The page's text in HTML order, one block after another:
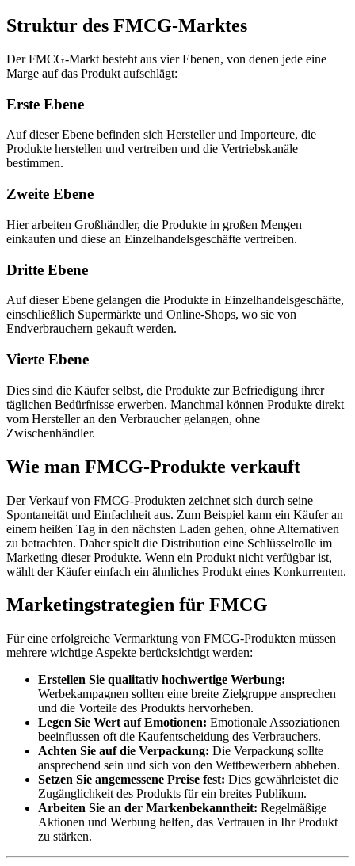
Struktur des FMCG-Marktes
Der FMCG-Markt besteht aus vier Ebenen, von denen jede eine
Marge auf das Produkt aufschlägt:
Erste Ebene
Auf dieser Ebene befinden sich Hersteller und Importeure, die
Produkte herstellen und vertreiben und die Vertriebskanäle
bestimmen.
Zweite Ebene
Hier arbeiten Großhändler, die Produkte in großen Mengen
einkaufen und diese an Einzelhandelsgeschäfte vertreiben.
Dritte Ebene
Auf dieser Ebene gelangen die Produkte in Einzelhandelsgeschäfte,
einschließlich Supermärkte und Online-Shops, wo sie von
Endverbrauchern gekauft werden.
Vierte Ebene
Dies sind die Käufer selbst, die Produkte zur Befriedigung ihrer
täglichen Bedürfnisse erwerben. Manchmal können Produkte direkt
vom Hersteller an den Verbraucher gelangen, ohne
Zwischenhändler.
Wie man FMCG-Produkte verkauft
Der Verkauf von FMCG-Produkten zeichnet sich durch seine
Spontaneität und Einfachheit aus. Zum Beispiel kann ein Käufer an
einem heißen Tag in den nächsten Laden gehen, ohne Alternativen
zu betrachten. Daher spielt die Distribution eine Schlüsselrolle im
Marketing dieser Produkte. Wenn ein Produkt nicht verfügbar ist,
wählt der Käufer einfach ein ähnliches Produkt eines Konkurrenten.
Marketingstrategien für FMCG
Für eine erfolgreiche Vermarktung von FMCG-Produkten müssen
mehrere wichtige Aspekte berücksichtigt werden:
Erstellen Sie qualitativ hochwertige Werbung:
Werbekampagnen sollten eine breite Zielgruppe ansprechen
und die Vorteile des Produkts hervorheben.
Legen Sie Wert auf Emotionen: Emotionale Assoziationen
beeinflussen oft die Kaufentscheidung des Verbrauchers.
Achten Sie auf die Verpackung: Die Verpackung sollte
ansprechend sein und sich von den Wettbewerbern abheben.
Setzen Sie angemessene Preise fest: Dies gewährleistet die
Zugänglichkeit des Produkts für ein breites Publikum.
Arbeiten Sie an der Markenbekanntheit: Regelmäßige
Aktionen und Werbung helfen, das Vertrauen in Ihr Produkt
zu stärken.